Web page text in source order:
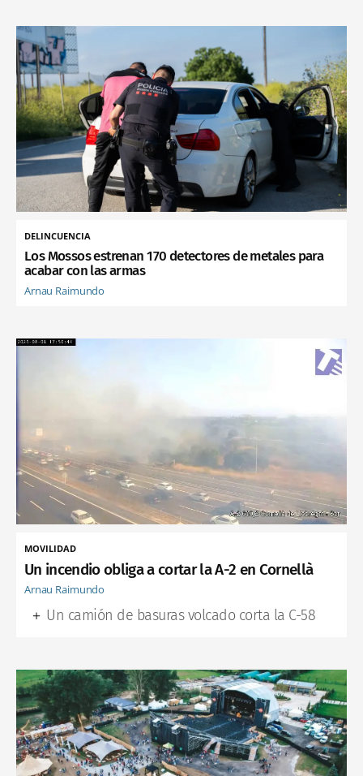
DELINCUENCIA
Los Mossos estrenan 170 detectores de metales para
acabar con las armas
Arnau Raimundo
MOVILIDAD
Un incendio obliga a cortar la A-2 en Cornellà
Arnau Raimundo
Un camión de basuras volcado corta la C-58